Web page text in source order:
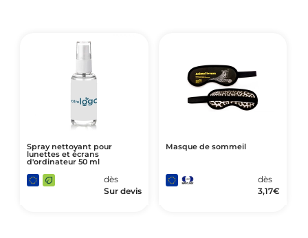
Spray nettoyant pour
lunettes et écrans
d'ordinateur 50 ml
dès
Sur devis
Masque de sommeil
dès
3,17€